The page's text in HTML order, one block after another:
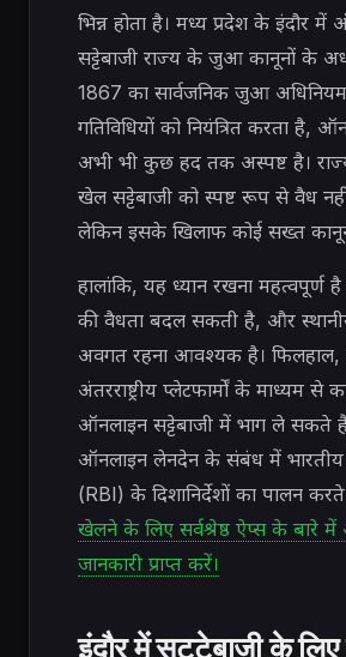
भिन्न होता है। मध्य प्रदेश के इंदौर में
सट्टेबाजी राज्य के जुआ कानूनों के
1867 का सार्वजनिक जुआ
गतिविधियों को नियंत्रित करता है,
अभी भी कुछ हद तक अस्पष्ट है।
खेल सट्टेबाजी को स्पष्ट रूप से वैध
लेकिन इसके खिलाफ कोई सख्त
हालांकि, यह ध्यान रखना महत्वपूर्ण है
की वैधता बदल सकती है, और
अवगत रहना आवश्यक है।
अंतरराष्ट्रीय प्लेटफार्मों के माध्यम से
ऑनलाइन सट्टेबाजी में भाग ले सकते
ऑनलाइन लेनदेन के संबंध में भारतीय
(RBI) के दिशानिर्देशों का पालन करते
खेलने के लिए सर्वश्रेष्ठ ऐप्स के बारे
जानकारी प्राप्त करें।
इंदौर में सट्टेबाजी के